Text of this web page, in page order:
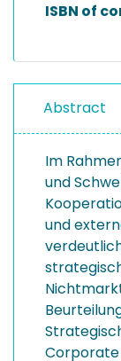
ISBN of
Abstract
Im
und
und
Corporate